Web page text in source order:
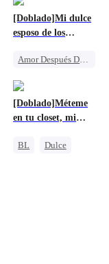
[Doblado]Mi dulce
esposo de los
Amor Después Del Matrimonio
[Doblado]Méteme
en tu closet, mi
BL
Dulce